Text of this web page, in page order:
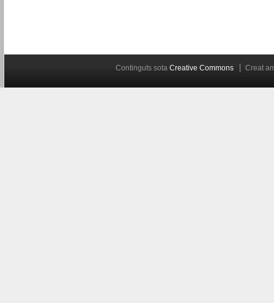
Continguts sotaCreative Commons Creat